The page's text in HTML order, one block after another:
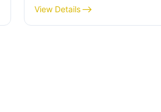
szerelhető elrendezésben?
View Details